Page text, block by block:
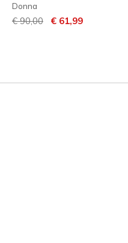
Donna
Prezzo ridotto da
€ 90,00 per
€ 61,99